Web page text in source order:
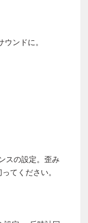
ンドに。
スの設定。歪み
てください。